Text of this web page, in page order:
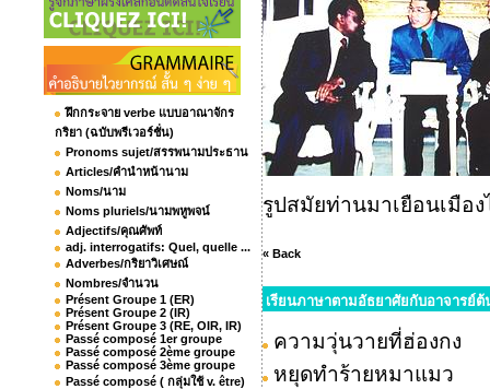
ฝึกกระจาย verbe แบบอาณาจักร
กริยา (ฉบับพรีเวอร์ชั่น)
Pronoms sujet/สรรพนามประธาน
Articles/คำนำหน้านาม
Noms/นาม
Noms pluriels/นามพหูพจน์
Adjectifs/คุณศัพท์
adj. interrogatifs: Quel, quelle ...
Adverbes/กริยาวิเศษณ์
Nombres/จำนวน
Présent Groupe 1 (ER)
Présent Groupe 2 (IR)
Présent Groupe 3 (RE, OIR, IR)
Passé composé 1er groupe
Passé composé 2ème groupe
Passé composé 3ème groupe
Passé composé ( กลุ่มใช้ v. être)
รูปสมัยท่านมาเยือนเมือ
« Back
เรียนภาษาตามอัธยาศัยกับอาจารย์
ความวุ่นวายที่ฮ่องกง
หยุดทำร้ายหมาแมว